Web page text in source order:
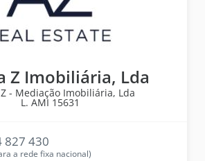
Z Imobiliária, Lda
- Mediação Imobiliária, Lda
L. AMI 15631
827 430
a rede fixa nacional)